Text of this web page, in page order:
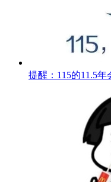
提醒：115的11.5